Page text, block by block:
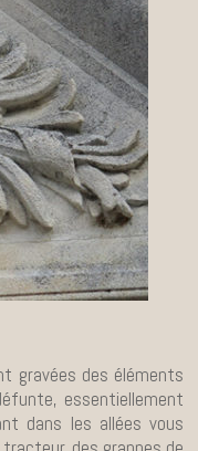
gravées des éléments
essentiellement
dans les allées vous